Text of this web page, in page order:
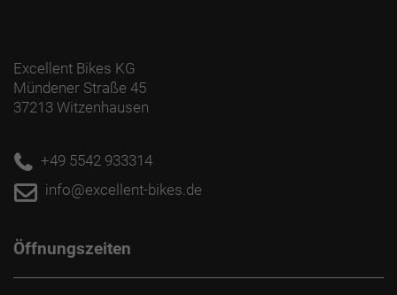
Excellent Bikes KG
Mündener Straße 45
37213 Witzenhausen
+49 5542 933314
info@excellent-bikes.de
Öffnungszeiten